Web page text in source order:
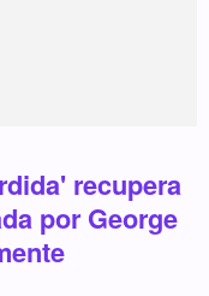
recupera
por George